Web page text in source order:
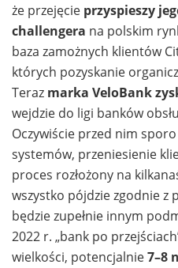
że przejęcie przyspieszy
challengera na polskim
baza zamożnych klientów
których pozyskanie
Teraz marka VeloBank
wejdzie do ligi banków
Oczywiście przed nim
systemów, przeniesienie
proces rozłożony na
wszystko pójdzie zgodnie z
będzie zupełnie innym
2022 r. „bank po
wielkości, potencjalnie7–8